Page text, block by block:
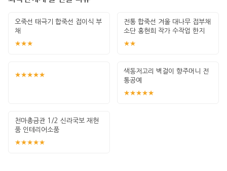
오죽선 태극기 합죽선 접이식 부
채
★★★
전통 합죽선 겨울 대나무 접부채
소단 홍현희 작가 수작업 한지
그림 고급
★★
★★★★★
색동저고리 벽걸이 향주머니 전
통공예
★★★★★
천마총금관 1/2 신라국보 재현
품 인테리어소품
★★★★★